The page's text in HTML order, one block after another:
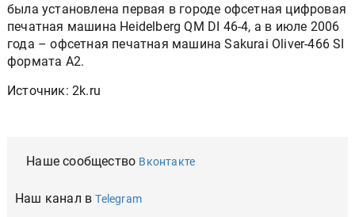
была установлена первая в городе офсетная цифровая
печатная машина Heidelberg QM DI 46-4, а в июле 2006
года – офсетная печатная машина Sakurai Oliver-466 SI
формата А2.
Источник: 2k.ru
Наше сообщество Вконтакте
Наш канал вTelegram